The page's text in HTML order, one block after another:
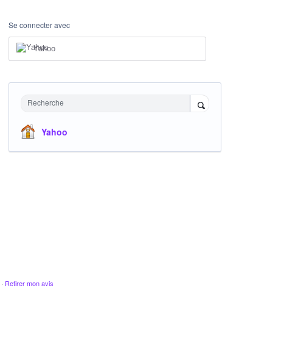
Se connecter avec
Yahoo
Recherche
Yahoo
· Retirer mon avis